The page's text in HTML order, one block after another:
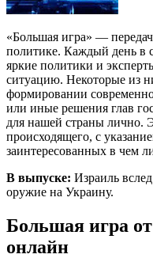
«Большая игра» —
политике. Каждый день в
яркие политики и
ситуацию. Некоторые из
формировании
или иные решения глав
для нашей страны лично.
происходящего, с
заинтересованных в чем
В выпуске: Израиль
оружие на Украину.
Большая игра от
онлайн